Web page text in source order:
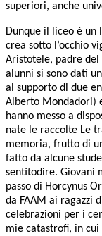
superiori, anche
Dunque il liceo è un
crea sotto l’occhio
Aristotele, padre del
alunni si sono dati
al supporto di due
Alberto Mondadori)
hanno messo a
nate le raccolte Le
memoria, frutto di
fatto da alcune
sentitodire. Giovani
passo di Horcynus
da FAAM ai ragazzi
celebrazioni per i
mie catastrofi, in cui